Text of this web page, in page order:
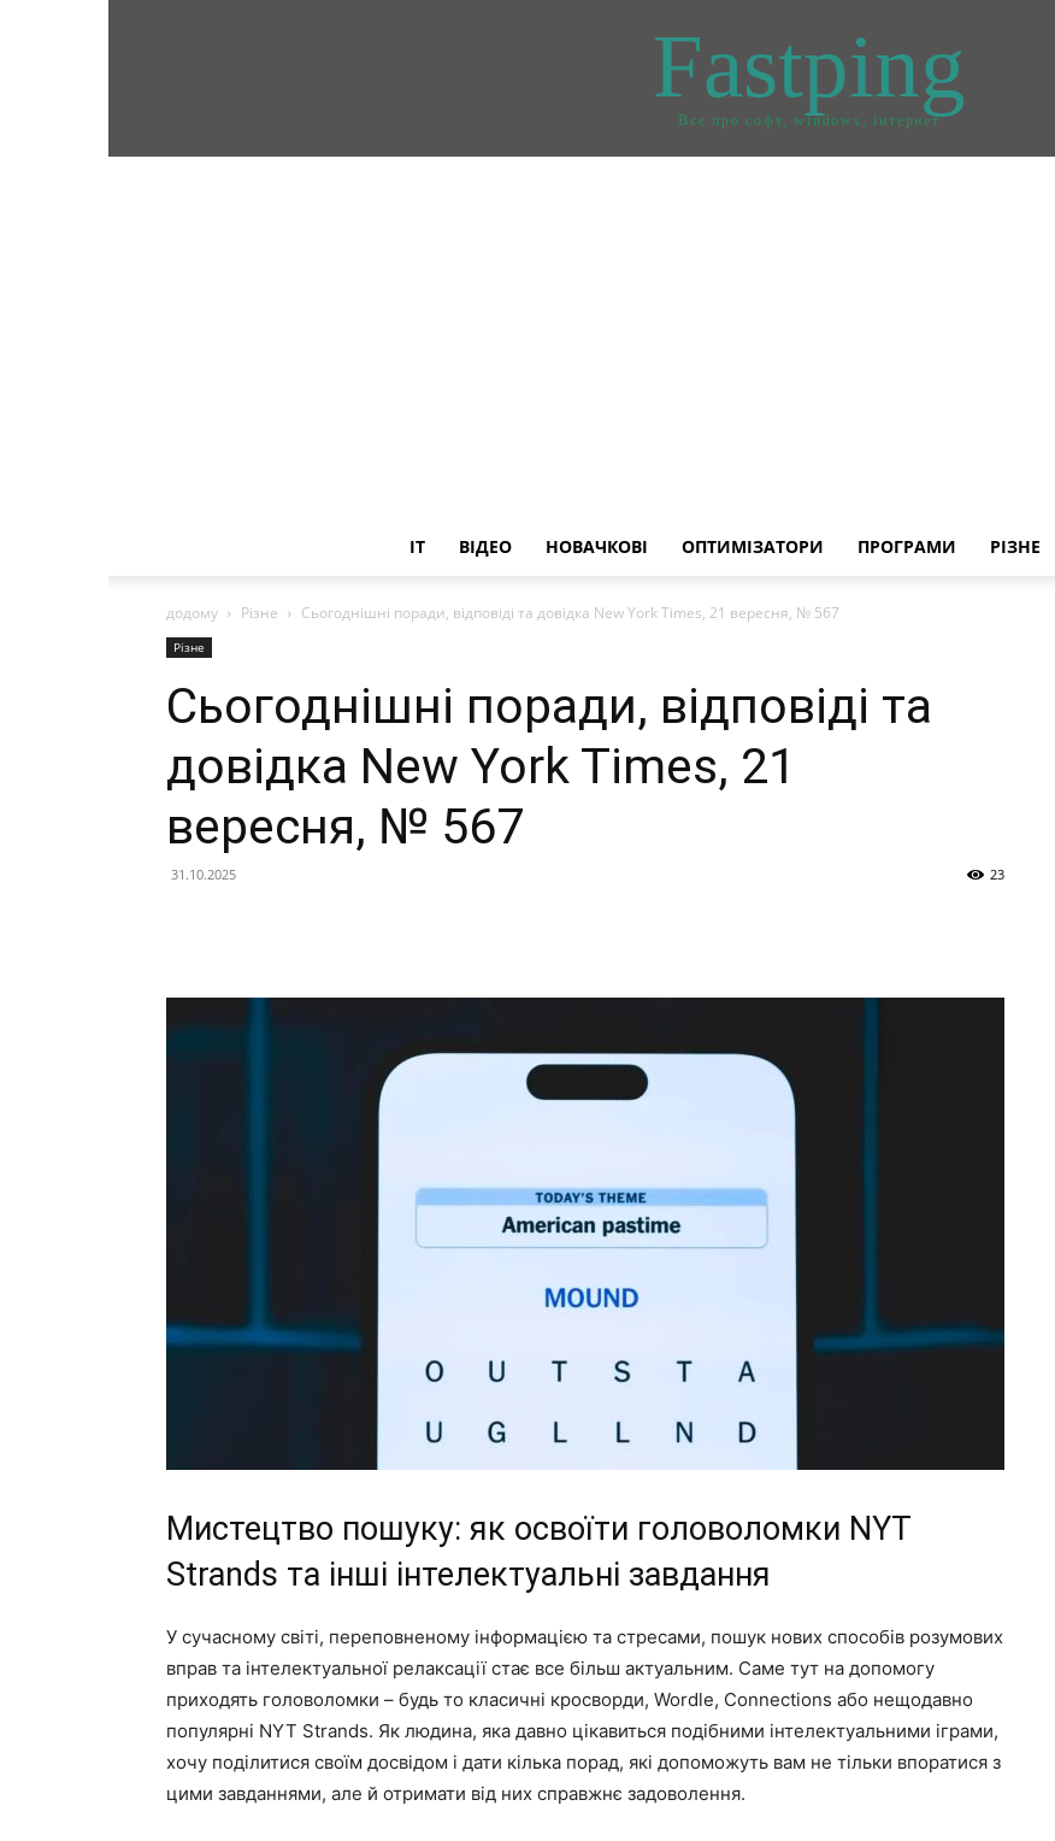
Fastping
Все про софт, windows, інтернет
IT ВІДЕО НОВАЧКОВІ ОПТИМІЗАТОРИ ПРОГРАМИ РІЗНЕ
додому Різне Сьогоднішні поради, відповіді та довідка New York Times, 21 вересня, № 567
Різне
Сьогоднішні поради, відповіді та
довідка New York Times, 21
вересня, № 567
31.10.2025 23
Мистецтво пошуку: як освоїти головоломки NYT
Strands та інші інтелектуальні завдання
У сучасному світі, переповненому інформацією та стресами, пошук нових способів розумових
вправ та інтелектуальної релаксації стає все більш актуальним. Саме тут на допомогу
приходять головоломки – будь то класичні кросворди, Wordle, Connections або нещодавно
популярні NYT Strands. Як людина, яка давно цікавиться подібними інтелектуальними іграми,
хочу поділитися своїм досвідом і дати кілька порад, які допоможуть вам не тільки впоратися з
цими завданнями, але й отримати від них справжнє задоволення.